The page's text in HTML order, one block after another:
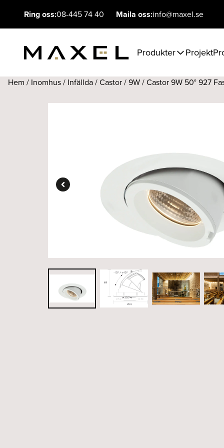
Ring oss:08-445 74 40 Maila oss:info@maxel.se
Produkter Projekt
Hem / Inomhus/ Infällda/Castor/9W/ Castor 9W 50° 927